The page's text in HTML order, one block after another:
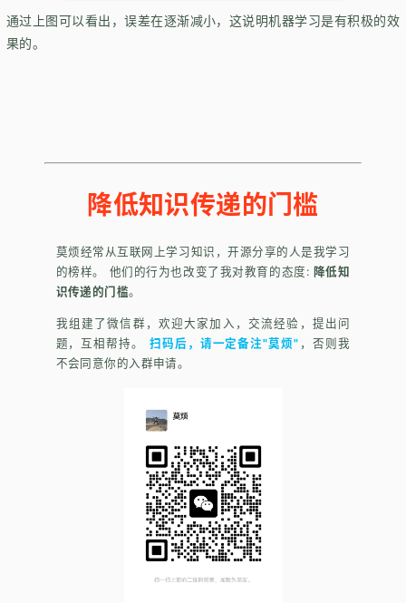
通过上图可以看出，误差在逐渐减小，这说明机器学习是有积极的效
果的。
降低知识传递的门槛
莫烦经常从互联网上学习知识，开源分享的人是我学习
的榜样。 他们的行为也改变了我对教育的态度: 降低知
识传递的门槛。
我组建了微信群，欢迎大家加入，交流经验，提出问
题，互相帮持。
扫码后，请一定备注"莫烦" ，否则我
不会同意你的入群申请。